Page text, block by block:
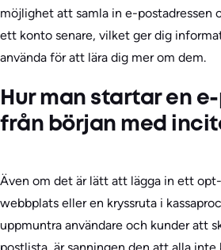
möjlighet att samla in e-postadressen
ett konto senare, vilket ger dig
använda för att lära dig mer om dem.
Hur man startar en
från början med
Även om det är lätt att lägga in ett
webbplats eller en kryssruta i
uppmuntra användare och kunder att